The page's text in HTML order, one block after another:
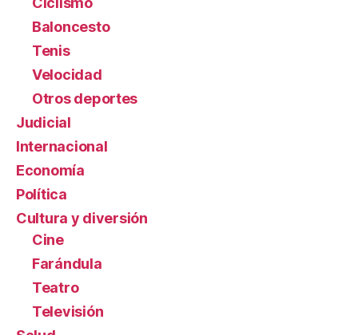
Baloncesto
Tenis
Velocidad
Otros deportes
Judicial
Internacional
Economía
Política
Cultura y diversión
Cine
Farándula
Teatro
Televisión